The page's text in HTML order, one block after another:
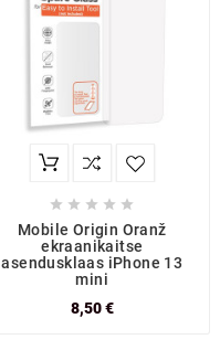
    
Mobile Origin Oranž
ekraanikaitse
asendusklaas iPhone 13
mini
8,50 €